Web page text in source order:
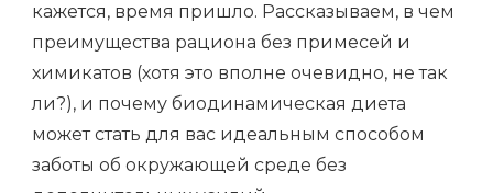
кажется, время пришло. Рассказываем, в чем
преимущества рациона без примесей и
химикатов (хотя это вполне очевидно, не так
ли?), и почему биодинамическая диета
может стать для вас идеальным способом
заботы об окружающей среде без